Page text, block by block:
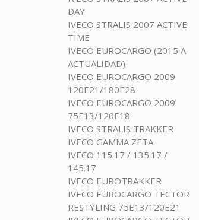
DAY
IVECO STRALIS 2007 ACTIVE
TIME
IVECO EUROCARGO (2015 A
ACTUALIDAD)
IVECO EUROCARGO 2009
120E21/180E28
IVECO EUROCARGO 2009
75E13/120E18
IVECO STRALIS TRAKKER
IVECO GAMMA ZETA
IVECO 115.17 / 135.17 /
145.17
IVECO EUROTRAKKER
IVECO EUROCARGO TECTOR
RESTYLING 75E13/120E21